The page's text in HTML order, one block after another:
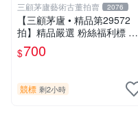
三顧茅廬藝術古董拍賣 2076
【三顧茅廬 • 精品第29572
拍】精品嚴選 粉絲福利標 韓
國排名前30名插畫家Pinn作
品～有作者親筆簽名！ 特惠
$700
競標 剩2小時